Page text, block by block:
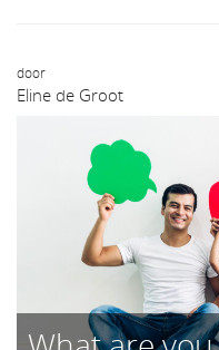
door
Eline de Groot